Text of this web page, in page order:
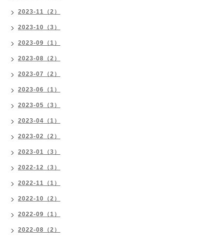
2023-11（2）
2023-10（3）
2023-09（1）
2023-08（2）
2023-07（2）
2023-06（1）
2023-05（3）
2023-04（1）
2023-02（2）
2023-01（3）
2022-12（3）
2022-11（1）
2022-10（2）
2022-09（1）
2022-08（2）